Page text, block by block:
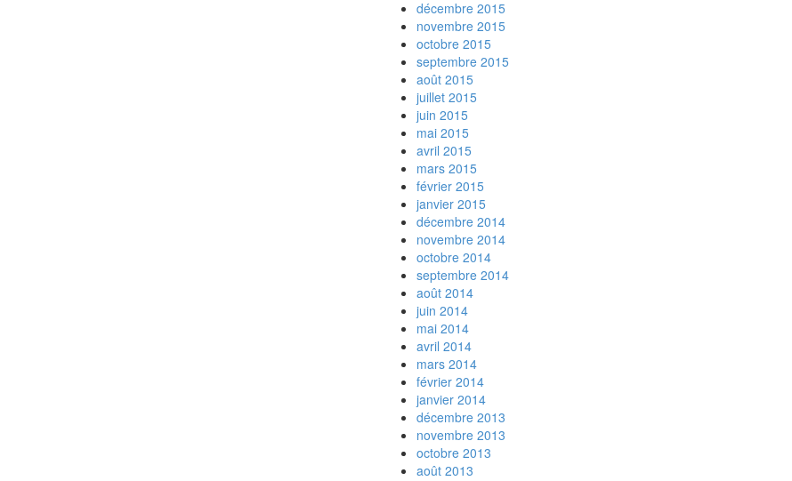
décembre 2015
novembre 2015
octobre 2015
septembre 2015
août 2015
juillet 2015
juin 2015
mai 2015
avril 2015
mars 2015
février 2015
janvier 2015
décembre 2014
novembre 2014
octobre 2014
septembre 2014
août 2014
juin 2014
mai 2014
avril 2014
mars 2014
février 2014
janvier 2014
décembre 2013
novembre 2013
octobre 2013
août 2013